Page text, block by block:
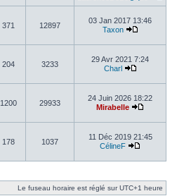
371 12897
03 Jan 2017 13:46
Taxon
204 3233
29 Avr 2021 7:24
Charl
1200 29933
24 Juin 2026 18:22
Mirabelle
178 1037
11 Déc 2019 21:45
CélineF
Le fuseau horaire est réglé sur UTC+1 heure